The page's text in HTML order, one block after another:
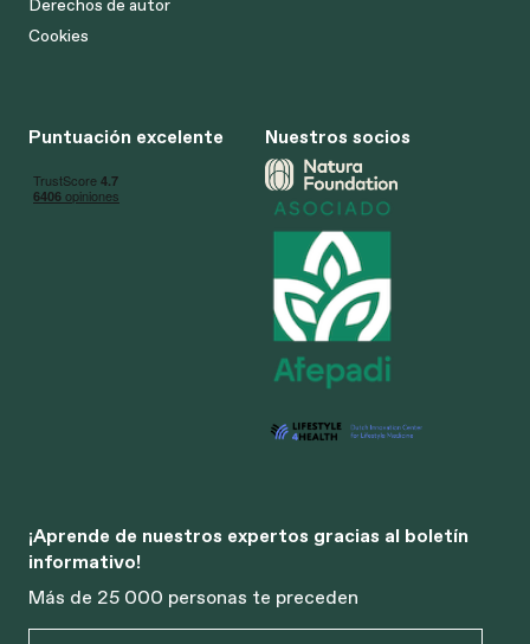
Derechos de autor
Cookies
Puntuación excelente Nuestros socios
¡Aprende de nuestros expertos gracias al boletín
informativo!
Más de 25 000 personas te preceden